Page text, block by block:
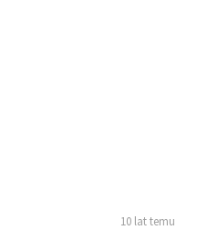
10 lat temu